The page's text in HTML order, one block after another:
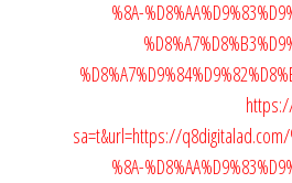
%8A-
sa=t&url=https://q8digitalad.com/
%8A-